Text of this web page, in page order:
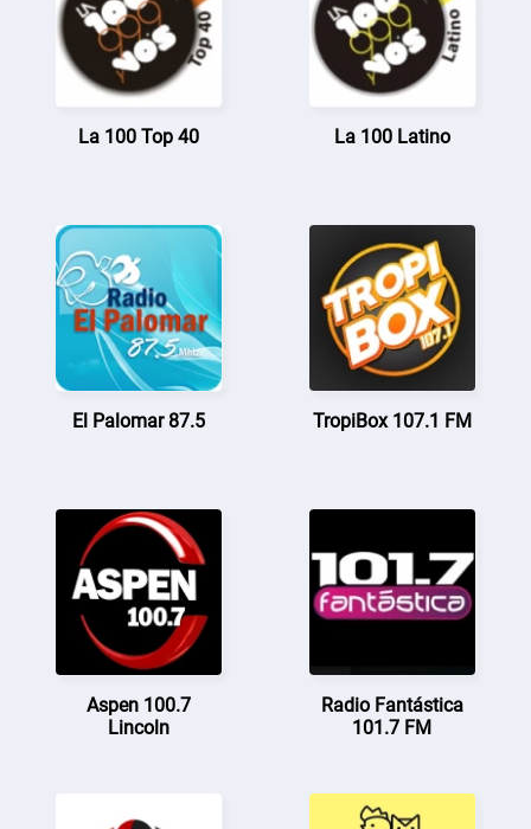
La 100 Top 40 La 100 Latino
El Palomar 87.5 TropiBox 107.1 FM
Aspen 100.7
Lincoln
Radio Fantástica
101.7 FM